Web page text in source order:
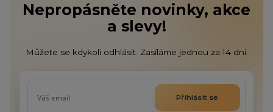
Nepropásněte novinky, akce
a slevy!
Můžete se kdykoli odhlásit. Zasíláme jednou za 14 dní.
Přihlásit se